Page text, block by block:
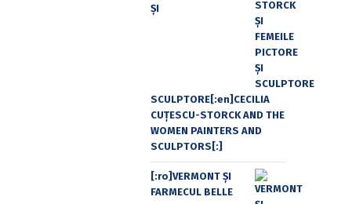
ŞI
SCULPTORE[:en]CECILIA
CUŢESCU-STORCK AND THE
WOMEN PAINTERS AND
SCULPTORS[:]
[:ro]VERMONT ȘI
FARMECUL BELLE